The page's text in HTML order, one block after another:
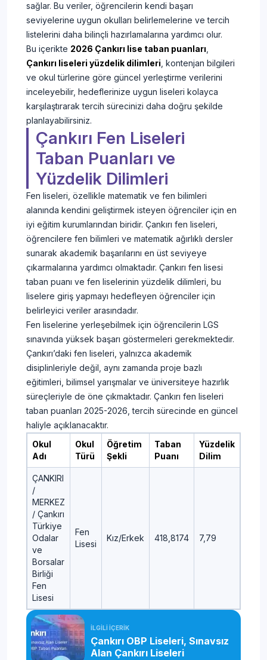
sağlar. Bu veriler, öğrencilerin kendi başarı
seviyelerine uygun okulları belirlemelerine ve tercih
listelerini daha bilinçli hazırlamalarına yardımcı olur.
Bu içerikte 2026 Çankırı lise taban puanları
Çankırı liseleri yüzdelik dilimleri , kontenjan bilgileri
ve okul türlerine göre güncel yerleştirme verilerini
inceleyebilir, hedeflerinize uygun liseleri kolayca
karşılaştırarak tercih sürecinizi daha doğru şekilde
planlayabilirsiniz.
Çankırı Fen Liseleri
Taban Puanları ve
Yüzdelik Dilimleri
Fen liseleri, özellikle matematik ve fen bilimleri
alanında kendini geliştirmek isteyen öğrenciler için en
iyi eğitim kurumlarından biridir. Çankırı fen liseleri,
öğrencilere fen bilimleri ve matematik ağırlıklı dersler
sunarak akademik başarılarını en üst seviyeye
çıkarmalarına yardımcı olmaktadır. Çankırı fen lisesi
taban puanı ve fen liselerinin yüzdelik dilimleri, bu
liselere giriş yapmayı hedefleyen öğrenciler için
belirleyici veriler arasındadır.
Fen liselerine yerleşebilmek için öğrencilerin LGS
sınavında yüksek başarı göstermeleri gerekmektedir.
Çankırı’daki fen liseleri, yalnızca akademik
disiplinleriyle değil, aynı zamanda proje bazlı
eğitimleri, bilimsel yarışmalar ve üniversiteye hazırlık
süreçleriyle de öne çıkmaktadır. Çankırı fen liseleri
taban puanları 2025-2026, tercih sürecinde en güncel
haliyle açıklanacaktır.
Okul
Adı
Okul
Türü
Öğretim
Şekli
Taban
Puanı
Yüzdelik
Dilim
ÇANKIRI
/
MERKEZ
/ Çankırı
Türkiye
Odalar
ve
Borsalar
Birliği
Fen
Lisesi
Fen
Lisesi
Kız/Erkek 418,8174 7,79
İLGİLİ İÇERİK
Çankırı OBP Liseleri, Sınavsız
Alan Çankırı Liseleri